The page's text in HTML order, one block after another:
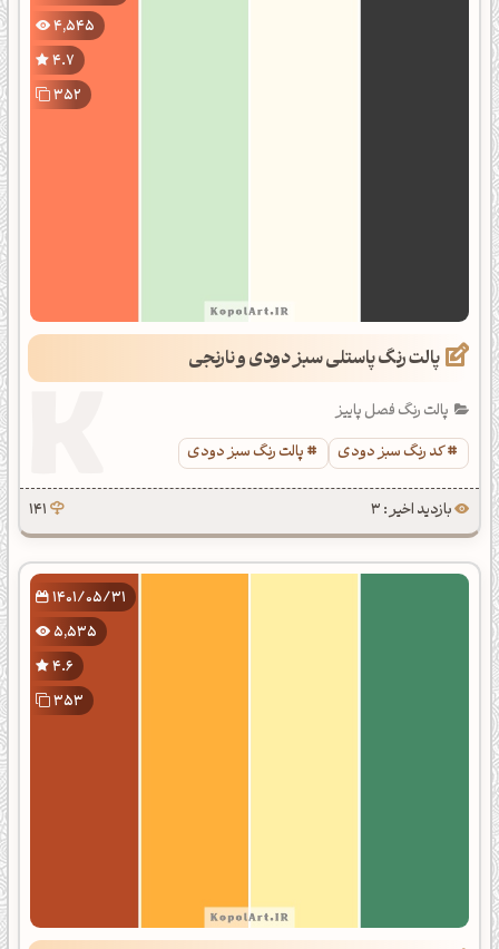
4,545
4.7
352
پالت رنگ پاستلی سبز دودی و نارنجی
پالت رنگ فصل پاییز
کد رنگ سبز دودی
پالت رنگ سبز دودی
بازدید اخیر : 3 141
1401/05/31
5,535
4.6
353